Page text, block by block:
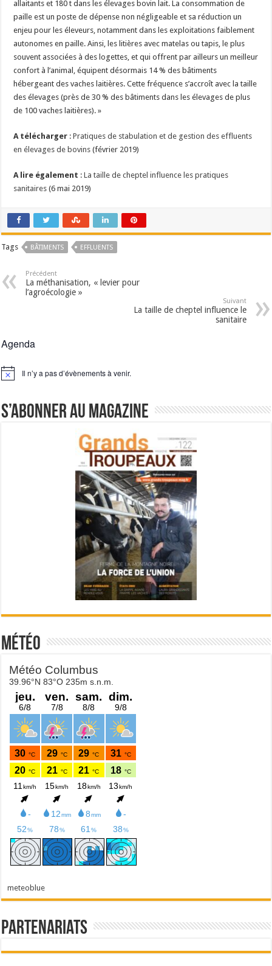
allaitants et 180 t dans les élevages bovin lait. La consommation de
paille est un poste de dépense non négligeable et sa réduction un
enjeu pour les éleveurs, notamment dans les exploitations faiblement
autonomes en paille. Ainsi, les litières avec matelas ou tapis, le plus
souvent associées à des logettes, et qui offrent par ailleurs un meilleur
confort à l’animal, équipent désormais 14 % des bâtiments
hébergeant des vaches laitières. Cette fréquence s’accroît avec la taille
des élevages (près de 30 % des bâtiments dans les élevages de plus
de 100 vaches laitières). »
A télécharger :Pratiques de stabulation et de gestion des effluents
en élevages de bovins (février 2019)
A lire également :La taille de cheptel influence les pratiques
sanitaires (6 mai 2019)
Tags BÂTIMENTS EFFLUENTS
Précédent
La méthanisation, « levier pour
l’agroécologie »
Suivant
La taille de cheptel influence le
sanitaire
Agenda
Notice Il n’y a pas d’évènements à venir.
S’abonner au magazine
Météo
meteoblue
Partenariats